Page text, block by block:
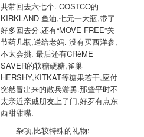
共带回去六七个. COSTCO的
KIRKLAND 鱼油,七元一大瓶,带了
好多回去分.还有“MOVE FREE”关
节药几瓶,送给老妈. 没有买西洋参,
不太会挑. 最后还有CRèME
SAVER的软糖硬糖,雀巢
HERSHY,KITKAT等糖果若干,应付
突然冒出来的散兵游勇.那些平时不
太亲近亲戚朋友上了门,好歹有点东
西甜甜嘴.
杂项,比较特殊的礼物: